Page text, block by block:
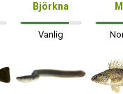
Björkna
Vanlig